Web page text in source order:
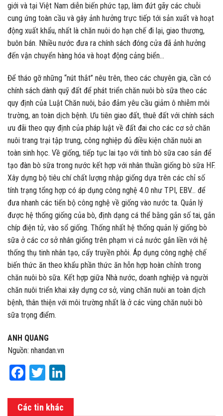
giới và tại Việt Nam diễn biến phức tạp, làm đứt gãy các chuỗi
cung ứng toàn cầu và gây ảnh hưởng trực tiếp tới sản xuất và hoạt
động xuất khẩu, nhất là chăn nuôi do hạn chế đi lại, giao thương,
buôn bán. Nhiều nước đưa ra chính sách đóng cửa đã ảnh hưởng
đến vận chuyển hàng hóa và hoạt động cảng biển…
Để tháo gỡ những “nút thắt” nêu trên, theo các chuyên gia, cần có
chính sách dành quỹ đất để phát triển chăn nuôi bò sữa theo các
quy định của Luật Chăn nuôi, bảo đảm yêu cầu giảm ô nhiễm môi
trường, an toàn dịch bệnh. Ưu tiên giao đất, thuê đất với chính sách
ưu đãi theo quy định của pháp luật về đất đai cho các cơ sở chăn
nuôi trang trại tập trung, công nghiệp đủ điều kiện chăn nuôi an
toàn sinh học. Về giống, tiếp tục lai tạo với tinh bò sữa cao sản để
tạo đàn bò sữa trong nước kết hợp với nhân thuần giống bò sữa HF.
Xây dựng bộ tiêu chí chất lượng nhập giống dựa trên các chỉ số
tính trạng tổng hợp có áp dụng công nghệ 4.0 như TPI, EBV… để
đưa nhanh các tiến bộ công nghệ về giống vào nước ta. Quản lý
được hệ thống giống của bò, định dạng cá thể bằng gắn số tai, gắn
chíp điện tử, vào sổ giống. Thống nhất hệ thống quản lý giống bò
sữa ở các cơ sở nhân giống trên phạm vi cả nước gắn liền với hệ
thống thụ tinh nhân tạo, cấy truyền phôi. Áp dụng công nghệ chế
biến thức ăn theo khẩu phần thức ăn hỗn hợp hoàn chỉnh trong
chăn nuôi bò sữa. Kết hợp giữa Nhà nước, doanh nghiệp và người
chăn nuôi triển khai xây dựng cơ sở, vùng chăn nuôi an toàn dịch
bệnh, thân thiện với môi trường nhất là ở các vùng chăn nuôi bò
sữa trọng điểm.
ANH QUANG
Nguồn: nhandan.vn
Facebook
Twitter
Các tin khác